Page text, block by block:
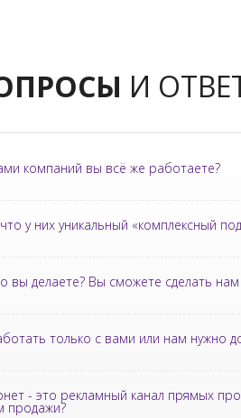
И
компаний вы всё же работаете?
у них уникальный «комплексный
вы делаете? Вы сможете сделать нам
только с вами или нам нужно
- это рекламный канал прямых
продажи?